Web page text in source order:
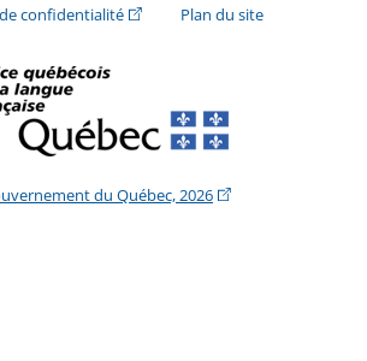
confidentialité(Cet hyperlien externe s'ouvrira
Plan du site
du Québec, 2026(Cet hyperlien